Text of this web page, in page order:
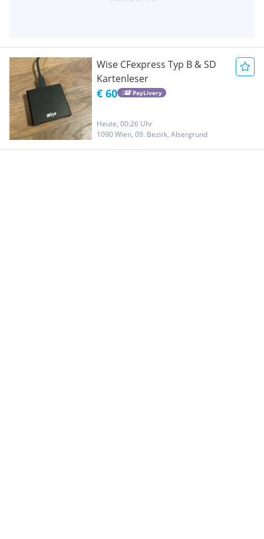
Wise CFexpress Typ B & SD
Kartenleser
€ 60 PayLivery
Heute, 00:26 Uhr
1090 Wien, 09. Bezirk, Alsergrund